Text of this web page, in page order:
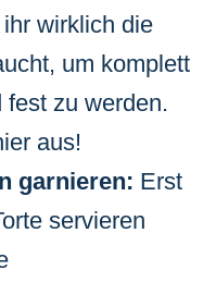
wirklich die
um komplett
fest zu werden.
aus!
garnieren: Erst
servieren